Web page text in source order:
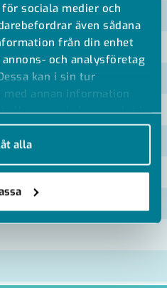
sociala medier och
även sådana
från din enhet
och analysföretag
kan i sin tur
annan information
eller som de har samlat in
alla